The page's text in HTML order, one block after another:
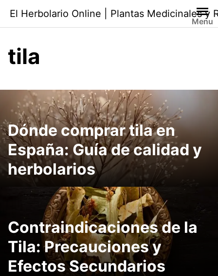
contenido
El Herbolario Online | Plantas Medicinales y
Menu
tila
Dónde comprar tila en
España: Guía de calidad y
herbolarios
Contraindicaciones de la
Tila: Precauciones y
Efectos Secundarios